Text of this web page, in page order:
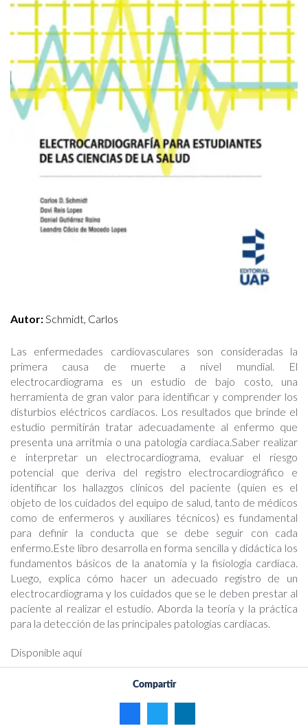
Autor:Schmidt, Carlos
Las enfermedades cardiovasculares son consideradas la
primera causa de muerte a nivel mundial. El
electrocardiograma es un estudio de bajo costo, una
herramienta de gran valor para identificar y comprender los
disturbios eléctricos cardíacos. Los resultados que brinde el
estudio permitirán tratar adecuadamente al enfermo que
presenta una arritmia o una patología cardíaca.Saber realizar
e interpretar un electrocardiograma, evaluar el riesgo
potencial que deriva del registro electrocardiográfico e
identificar los hallazgos clínicos del paciente (quien es el
objeto de los cuidados del equipo de salud, tanto de médicos
como de enfermeros y auxiliares técnicos) es fundamental
para definir la conducta que se debe seguir con cada
enfermo.Este libro desarrolla en forma sencilla y didáctica los
fundamentos básicos de la anatomía y la fisiología cardíaca.
Luego, explica cómo hacer un adecuado registro de un
electrocardiograma y los cuidados que se le deben prestar al
paciente al realizar el estudio. Aborda la teoría y la práctica
para la detección de las principales patologías cardíacas.
Disponible aquí
Compartir